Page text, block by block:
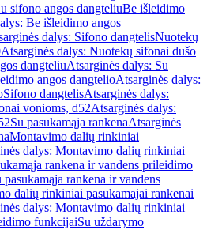
sifono angos dangteliuBe išleidimo
Be išleidimo angos
dalys: Sifono dangtelisNuotekų
Atsarginės dalys: Nuotekų sifonai dušo
dangteliuAtsarginės dalys: Su
angos dangtelioAtsarginės dalys:
Sifono dangtelisAtsarginės dalys:
vonioms, d52Atsarginės dalys:
Su pasukamąja rankenaAtsarginės
Montavimo dalių rinkiniai
dalys: Montavimo dalių rinkiniai
rankena ir vandens prileidimo
rankena ir vandens
dalių rinkiniai pasukamajai rankenai
dalys: Montavimo dalių rinkiniai
funkcijaiSu uždarymo